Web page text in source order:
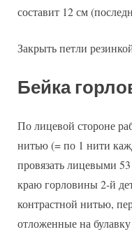
составит 12 см
Закрыть петли
Бейка
По лицевой стороне
нитью (= по 1 нити
провязать лицевыми
краю горловины 2-й
контрастной нитью,
отложенные на